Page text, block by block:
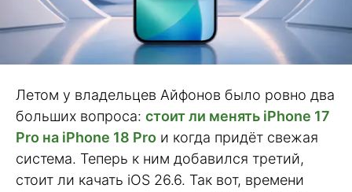
Летом у владельцев Айфонов было ровно два
больших вопроса: стоит ли менять iPhone 17
Pro на iPhone 18 Pro и когда придёт свежая
система. Теперь к ним добавился третий,
стоит ли качать iOS 26.6. Так вот, времени